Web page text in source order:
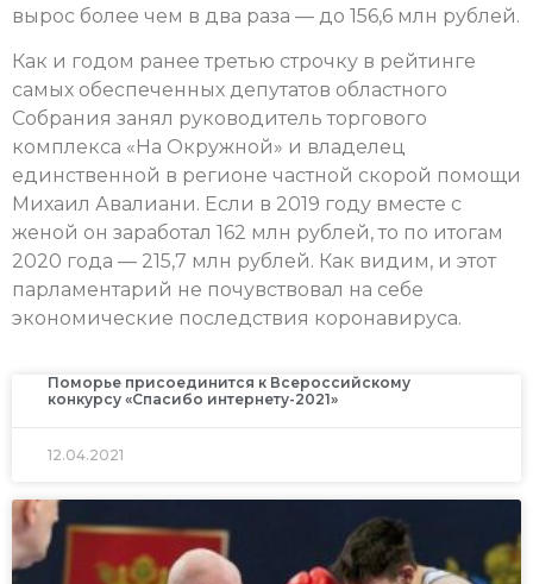
вырос более чем в два раза — до 156,6 млн рублей.
Как и годом ранее третью строчку в рейтинге
самых обеспеченных депутатов областного
Собрания занял руководитель торгового
комплекса «На Окружной» и владелец
единственной в регионе частной скорой помощи
Михаил Авалиани. Если в 2019 году вместе с
женой он заработал 162 млн рублей, то по итогам
2020 года — 215,7 млн рублей. Как видим, и этот
парламентарий не почувствовал на себе
экономические последствия коронавируса.
Поморье присоединится к Всероссийскому
конкурсу «Спасибо интернету-2021»
12.04.2021